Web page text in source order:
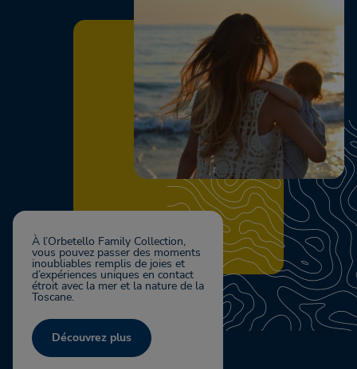
À l’Orbetello Family Collection,
vous pouvez passer des moments
inoubliables remplis de joies et
d’expériences uniques en contact
étroit avec la mer et la nature de la
Toscane.
Découvrez plus